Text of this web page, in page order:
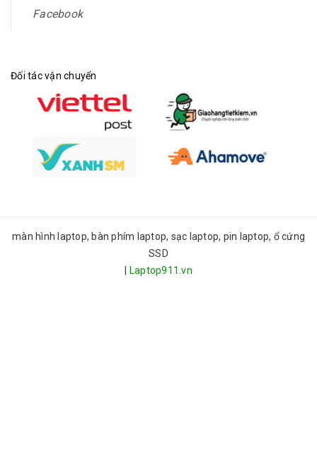
Facebook
Đối tác vận chuyển
màn hình laptop, bàn phím laptop, sạc laptop, pin laptop, ổ cứng
SSD
Laptop911.vn